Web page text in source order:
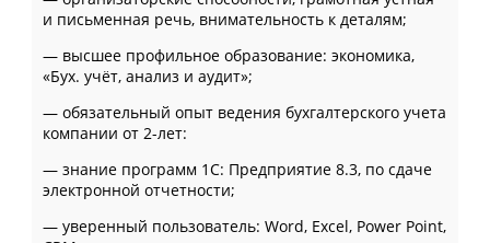
и письменная речь, внимательность к деталям;
— высшее профильное образование: экономика,
«Бух. учёт, анализ и аудит»;
— обязательный опыт ведения бухгалтерского учета
компании от 2-лет:
— знание программ 1С: Предприятие 8.3, по сдаче
электронной отчетности;
— уверенный пользователь: Word, Excel, Power Point,